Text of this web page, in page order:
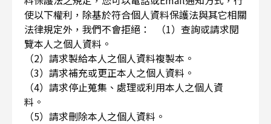
使以下權利，除基於符合個人資料保護法與其它相關
法律規定外，我們不會拒絕： （1）查詢或請求閱
覽本人之個人資料。
（2）請求製給本人之個人資料複製本。
（3）請求補充或更正本人之個人資料。
（4）請求停止蒐集、處理或利用本人之個人資
料。
（5）請求刪除本人之個人資料。